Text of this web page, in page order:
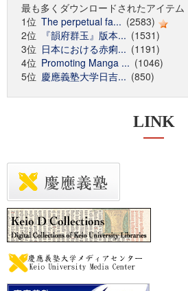
最も多くダウンロードされたアイテム
1位 The perpetual fa... (2583)
2位
『韻府群玉』版本... (1531)
3位 日本における赤痢... (1191)
4位 Promoting Manga ... (1046)
5位 慶應義塾大学日吉... (850)
LINK